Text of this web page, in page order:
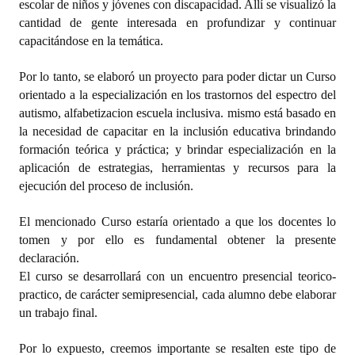
INSTITUCIONAL
Antiguos Pobladores
Noticias Destacadas
Registros y Distinciones
Datos Históricos
Premio al Mérito - Registro
Mujeres que Dejaron Huellas - Registro
Periodistas Decanos - Registro
Ciudadano Ilustre - Registro
escolar de niños y jóvenes con discapacidad. Allí se visualizó la
cantidad de gente interesada en profundizar y continuar
capacitándose en la temática.
Por lo tanto, se elaboró un proyecto para poder dictar un Curso
orientado a la especialización en los trastornos del espectro del
autismo, alfabetizacion escuela inclusiva. mismo está basado en
la necesidad de capacitar en la inclusión educativa brindando
formación teórica y práctica; y brindar especialización en la
aplicación de estrategias, herramientas y recursos para la
ejecución del proceso de inclusión.
El mencionado Curso estaría orientado a que los docentes lo
tomen y por ello es fundamental obtener la presente
declaración.
El curso se desarrollará con un encuentro presencial teorico-
practico, de carácter semipresencial, cada alumno debe elaborar
un trabajo final.
Por lo expuesto, creemos importante se resalten este tipo de